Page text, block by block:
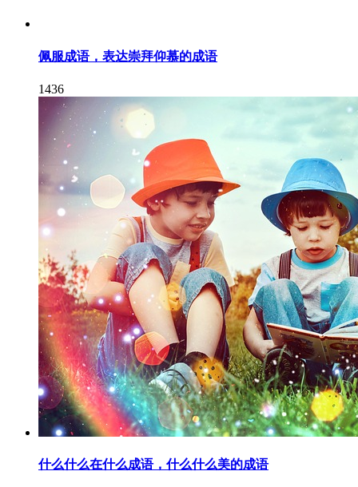
佩服成语，表达崇拜仰慕的成语
1436
什么什么在什么成语，什么什么美的成语